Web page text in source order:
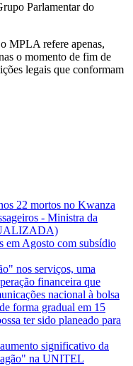
Parlamentar do
MPLA refere apenas,
o momento de fim de
legais que conformam
22 mortos no Kwanza
- Ministra da
em Agosto com subsídio
nos serviços, uma
financeira que
nacional à bolsa
forma gradual em 15
ter sido planeado para
significativo da
na UNITEL